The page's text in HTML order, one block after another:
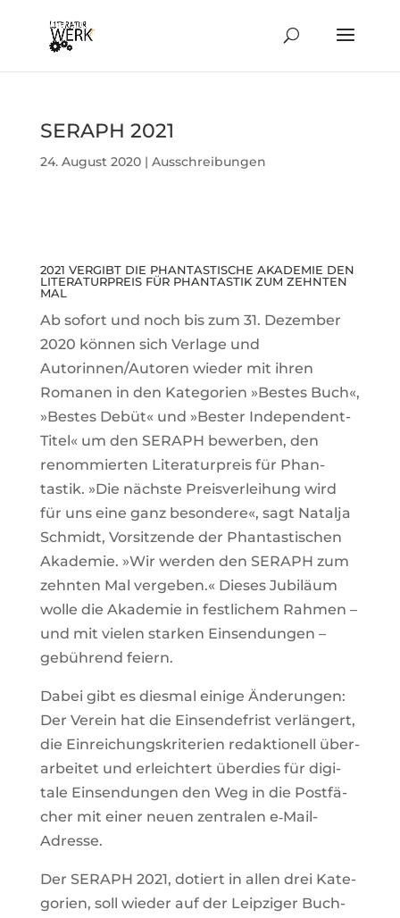
SERAPH 2021
24. August 2020| Ausschreibungen
2021 VER­GIBT DIE PHAN­TAS­TI­SCHE AKA­DEMIE DEN
LITE­RA­TUR­PREIS FÜR PHAN­TASTIK ZUM ZEHNTEN
MAL
Ab sofort und noch bis zum 31. Dezember
2020 können sich Ver­lage und
Autorinnen/Autoren wieder mit ihren
Romanen in den Kate­go­rien »Bestes Buch«,
»Bestes Debüt« und »Bester Inde­pen­dent-
Titel« um den SERAPH bewerben, den
renom­mierten Lite­ra­tur­preis für Phan­
tastik. »Die nächste Preis­ver­lei­hung wird
für uns eine ganz beson­dere«, sagt Natalja
Schmidt, Vor­sit­zende der Phan­tas­ti­schen
Aka­demie. »Wir werden den SERAPH zum
zehnten Mal ver­geben.« Dieses Jubi­läum
wolle die Aka­demie in fest­li­chem Rahmen –
und mit vielen starken Ein­sen­dungen –
gebüh­rend feiern.
Dabei gibt es diesmal einige Ände­rungen:
Der Verein hat die Ein­sen­de­frist ver­län­gert,
die Ein­rei­chungs­kri­te­rien redak­tio­nell über­
ar­beitet und erleich­tert über­dies für digi­
tale Ein­sen­dungen den Weg in die Post­fä­
cher mit einer neuen zen­tralen e‑Mail-
Adresse.
Der SERAPH 2021, dotiert in allen drei Kate­
go­rien, soll wieder auf der Leip­ziger Buch­